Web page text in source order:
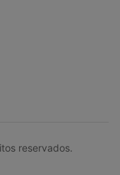
reservados.